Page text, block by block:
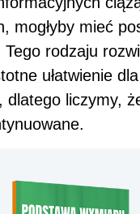
mogłyby mieć
rodzaju
ułatwienie dla
dlatego liczymy,